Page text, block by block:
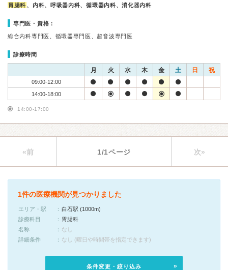
胃腸科 、内科、呼吸器内科、循環器内科、消化器内科
専門医・資格：
総合内科専門医、循環器専門医、超音波専門医
診療時間
月 火 水 木 金 土 日 祝
09:00-12:00
14:00-18:00
14:00-17:00
«前 1/1ページ 次»
1件の医療機関が見つかりました
エリア・駅
白石駅 (1000m)
診療科目
胃腸科
名称
なし
詳細条件
なし (曜日や時間帯を指定できます)
条件変更・絞り込み